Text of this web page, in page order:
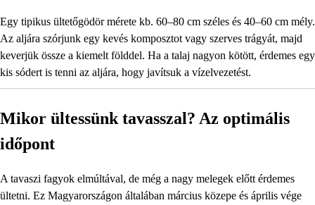
Egy tipikus ültetőgödör mérete kb. 60–80 cm széles és 40–60 cm mély.
Az aljára szórjunk egy kevés komposztot vagy szerves trágyát, majd
keverjük össze a kiemelt földdel. Ha a talaj nagyon kötött, érdemes egy
kis sódert is tenni az aljára, hogy javítsuk a vízelvezetést.
Mikor ültessünk tavasszal? Az optimális
időpont
A tavaszi fagyok elmúltával, de még a nagy melegek előtt érdemes
ültetni. Ez Magyarországon általában március közepe és április vége